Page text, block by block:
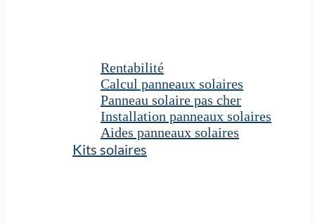
Rentabilité
Calcul panneaux solaires
Panneau solaire pas cher
Installation panneaux solaires
Aides panneaux solaires
Kits solaires